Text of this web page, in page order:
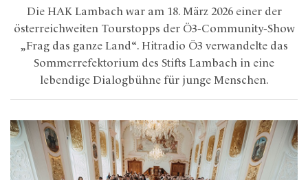
Die HAK Lambach war am 18. März 2026 einer der
österreichweiten Tourstopps der Ö3‑Community‑Show
„Frag das ganze Land“. Hitradio Ö3 verwandelte das
Sommerrefektorium des Stifts Lambach in eine
lebendige Dialogbühne für junge Menschen.